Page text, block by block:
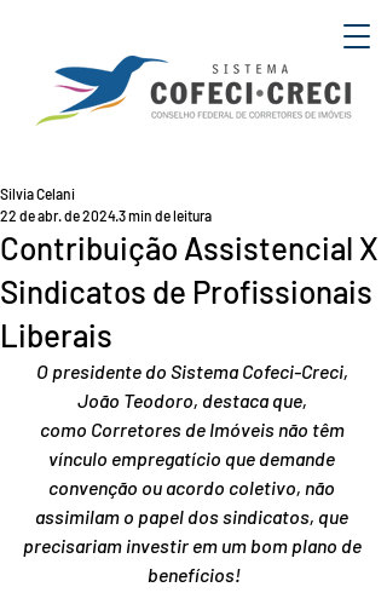
Contribuição Assistencial X
Sindicatos de Profissionais
Liberais
Silvia Celani
22 de abr. de 20243 min de leitura
O presidente do Sistema Cofeci-Creci,
João Teodoro, destaca que,
como Corretores de Imóveis não têm
vínculo empregatício que demande
convenção ou acordo coletivo, não
assimilam o papel dos sindicatos, que
precisariam investir em um bom plano de
benefícios!